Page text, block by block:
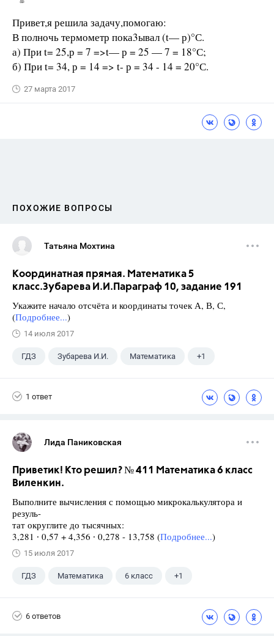
Привет,я решила задачу,помогаю:
В полночь термометр пока3ывал (t— р)°С.
а) При t= 25,р = 7 =>t— р = 25 — 7 = 18°С;
б) При t= 34, р = 14 => t- р = 34 - 14 = 20°С.
27 марта 2017
ПОХОЖИЕ ВОПРОСЫ
Татьяна Мохтина
Координатная прямая. Математика 5
класс.Зубарева И.И.Параграф 10, задание 191
Укажите начало отсчёта и координаты точек А, В, С,
(Подробнее...)
14 июля 2017
ГДЗ Зубарева И.И. Математика +1
1 ответ
Лида Паниковская
Приветик! Кто решил? № 411 Математика 6 класс
Виленкин.
Выполните вычисления с помощью микрокалькулятора и
резуль-
тат округлите до тысячных:
3,281 ∙ 0,57 + 4,356 ∙ 0,278 - 13,758 (Подробнее...)
15 июля 2017
ГДЗ Математика 6 класс +1
6 ответов